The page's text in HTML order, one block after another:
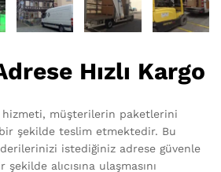
Hızlı Kargo
hizmeti, müşterilerin paketlerini
şekilde teslim etmektedir. Bu
istediğiniz adrese güvenle
alıcısına ulaşmasını